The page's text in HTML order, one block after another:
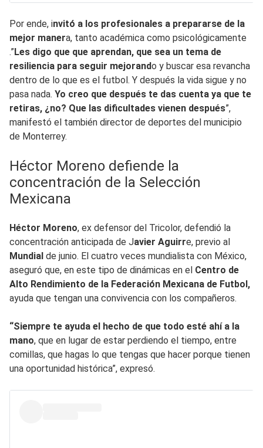
Por ende, invitó a los profesionales a prepararse de la
mejor manera, tanto académica como psicológicamente
.”Les digo que que aprendan, que sea un tema de
resiliencia para seguir mejorando y buscar esa revancha
dentro de lo que es el futbol. Y después la vida sigue y no
pasa nada. Yo creo que después te das cuenta ya que te
retiras, ¿no? Que las dificultades vienen después”,
manifestó el también director de deportes del municipio
de Monterrey.
Héctor Moreno defiende la
concentración de la Selección
Mexicana
Héctor Moreno, ex defensor del Tricolor, defendió la
concentración anticipada de Javier Aguirre, previo al
Mundial de junio. El cuatro veces mundialista con México,
aseguró que, en este tipo de dinámicas en el Centro de
Alto Rendimiento de la Federación Mexicana de Futbol,
ayuda que tengan una convivencia con los compañeros.
“Siempre te ayuda el hecho de que todo esté ahí a la
mano, que en lugar de estar perdiendo el tiempo, entre
comillas, que hagas lo que tengas que hacer porque tienen
una oportunidad histórica”, expresó.